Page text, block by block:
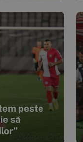
peste
să